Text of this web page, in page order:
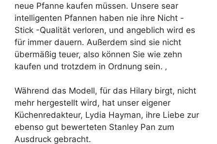
neue Pfanne kaufen müssen. Unsere sear
intelligenten Pfannen haben nie ihre Nicht -
Stick -Qualität verloren, und angeblich wird es
für immer dauern. Außerdem sind sie nicht
übermäßig teuer, also können Sie wie zehn
kaufen und trotzdem in Ordnung sein. ‚
Während das Modell, für das Hilary birgt, nicht
mehr hergestellt wird, hat unser eigener
Küchenredakteur, Lydia Hayman, ihre Liebe zur
ebenso gut bewerteten Stanley Pan zum
Ausdruck gebracht.